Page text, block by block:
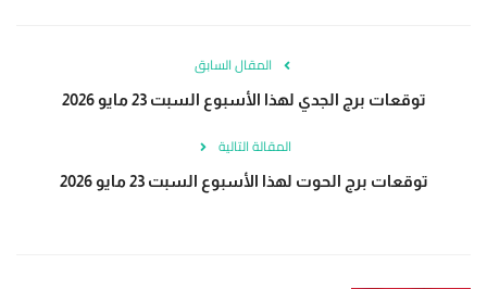
المقال السابق
توقعات برج الجدي لهذا الأسبوع السبت 23 مايو 2026
المقالة التالية
توقعات برج الحوت لهذا الأسبوع السبت 23 مايو 2026